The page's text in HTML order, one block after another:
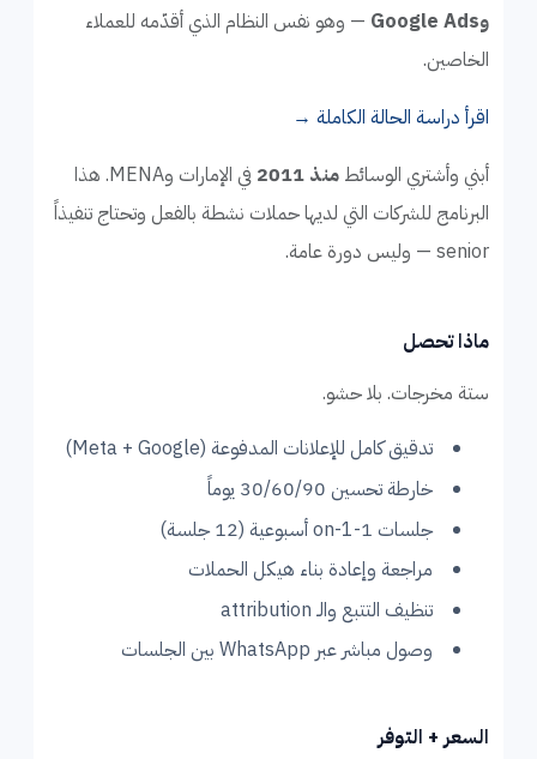
وGoogle Ads
— وهو نفس النظام الذي أقدّمه للعملاء
الخاصين.
اقرأ دراسة الحالة الكاملة →
أبني وأشتري الوسائط منذ 2011
في الإمارات وMENA. هذا
البرنامج للشركات التي لديها حملات نشطة بالفعل وتحتاج تنفيذاً
senior — وليس دورة عامة.
ماذا تحصل
ستة مخرجات. بلا حشو.
تدقيق كامل للإعلانات المدفوعة (Meta + Google)
خارطة تحسين 30/60/90 يوماً
جلسات 1-on-1 أسبوعية (12 جلسة)
مراجعة وإعادة بناء هيكل الحملات
تنظيف التتبع والـ attribution
وصول مباشر عبر WhatsApp بين الجلسات
السعر + التوفر